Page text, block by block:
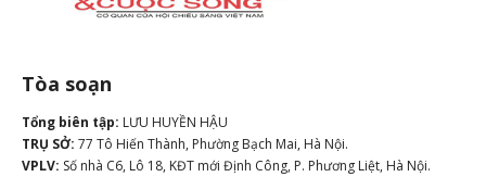
Tòa soạn
Tổng biên tập: LƯU HUYỀN HẬU
TRỤ SỞ: 77 Tô Hiến Thành, Phường Bạch Mai, Hà Nội.
VPLV: Số nhà C6, Lô 18, KĐT mới Định Công, P. Phương Liệt, Hà Nội.